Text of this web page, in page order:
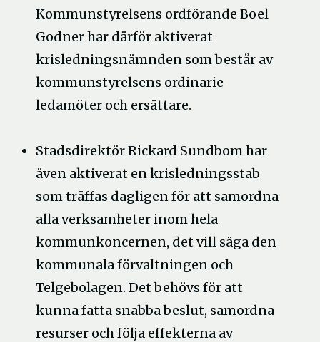
Kommunstyrelsens ordförande Boel
Godner har därför aktiverat
krisledningsnämnden som består av
kommunstyrelsens ordinarie
ledamöter och ersättare.
Stadsdirektör Rickard Sundbom har
även aktiverat en krisledningsstab
som träffas dagligen för att samordna
alla verksamheter inom hela
kommunkoncernen, det vill säga den
kommunala förvaltningen och
Telgebolagen. Det behövs för att
kunna fatta snabba beslut, samordna
resurser och följa effekterna av